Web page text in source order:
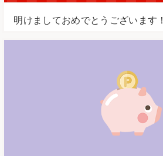
明けましておめでとうございます！